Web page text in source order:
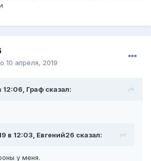
10 апреля, 2019
12:06, Граф сказал:
в 12:03, Евгений26 сказал:
у меня.